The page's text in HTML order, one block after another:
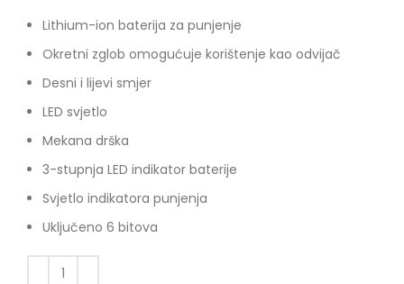
Lithium-ion baterija za punjenje
Okretni zglob omogućuje korištenje kao odvijač
Desni i lijevi smjer
LED svjetlo
Mekana drška
3-stupnja LED indikator baterije
Svjetlo indikatora punjenja
Uključeno 6 bitova